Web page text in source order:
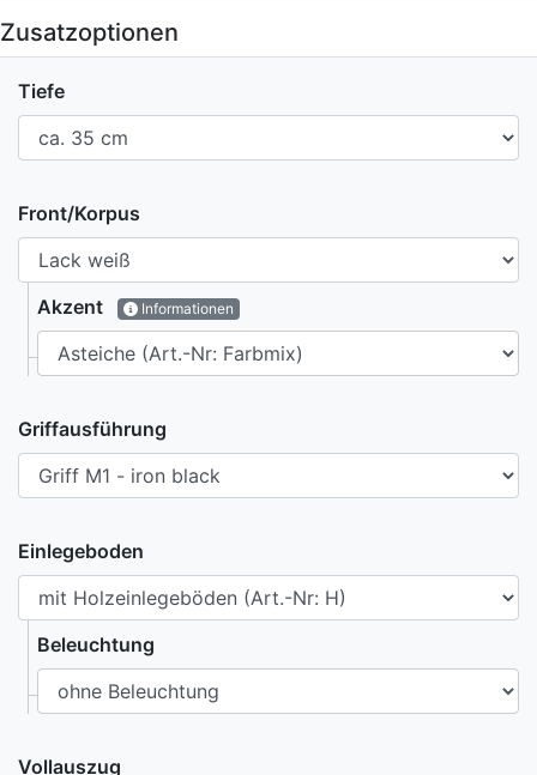
Zusatzoptionen
Tiefe
Front/Korpus
Akzent Informationen
Griffausführung
Einlegeboden
Beleuchtung
Vollauszug